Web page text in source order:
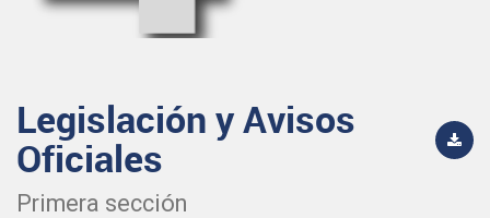
Legislación y Avisos
Oficiales
Primera sección